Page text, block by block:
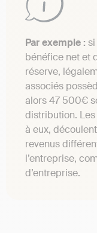
Par exemple :
bénéfice net et
réserve,
associés
alors 47 500€
distribution.
à eux,
revenus
l’entreprise,
d’entreprise.